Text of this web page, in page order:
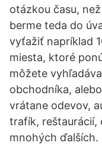
otázkou času,
berme teda do
vyťažiť napríklad
miesta, ktoré
môžete
obchodníka,
vrátane odevov,
trafík, reštaurácií,
mnohých